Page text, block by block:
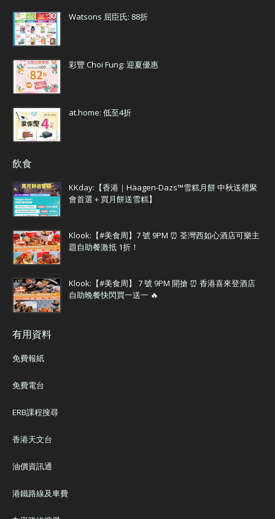
Watsons 屈臣氏: 88折
彩豐 Choi Fung: 迎夏優惠
at.home: 低至4折
飲食
KKday:【香港｜Häagen-Dazs™雪糕月餅 中秋送禮聚
會首選＋買月餅送雪糕】
Klook:【#美食周】7 號 9PM ⏰ 荃灣西如心酒店可樂主
題自助餐激抵 1折！
Klook:【#美食周】 7 號 9PM 開搶 ⏰ 香港喜來登酒店
自助晚餐快閃買一送一 🔥
有用資料
免費報紙
免費電台
ERB課程搜尋
香港天文台
油價資訊通
港鐵路線及車費